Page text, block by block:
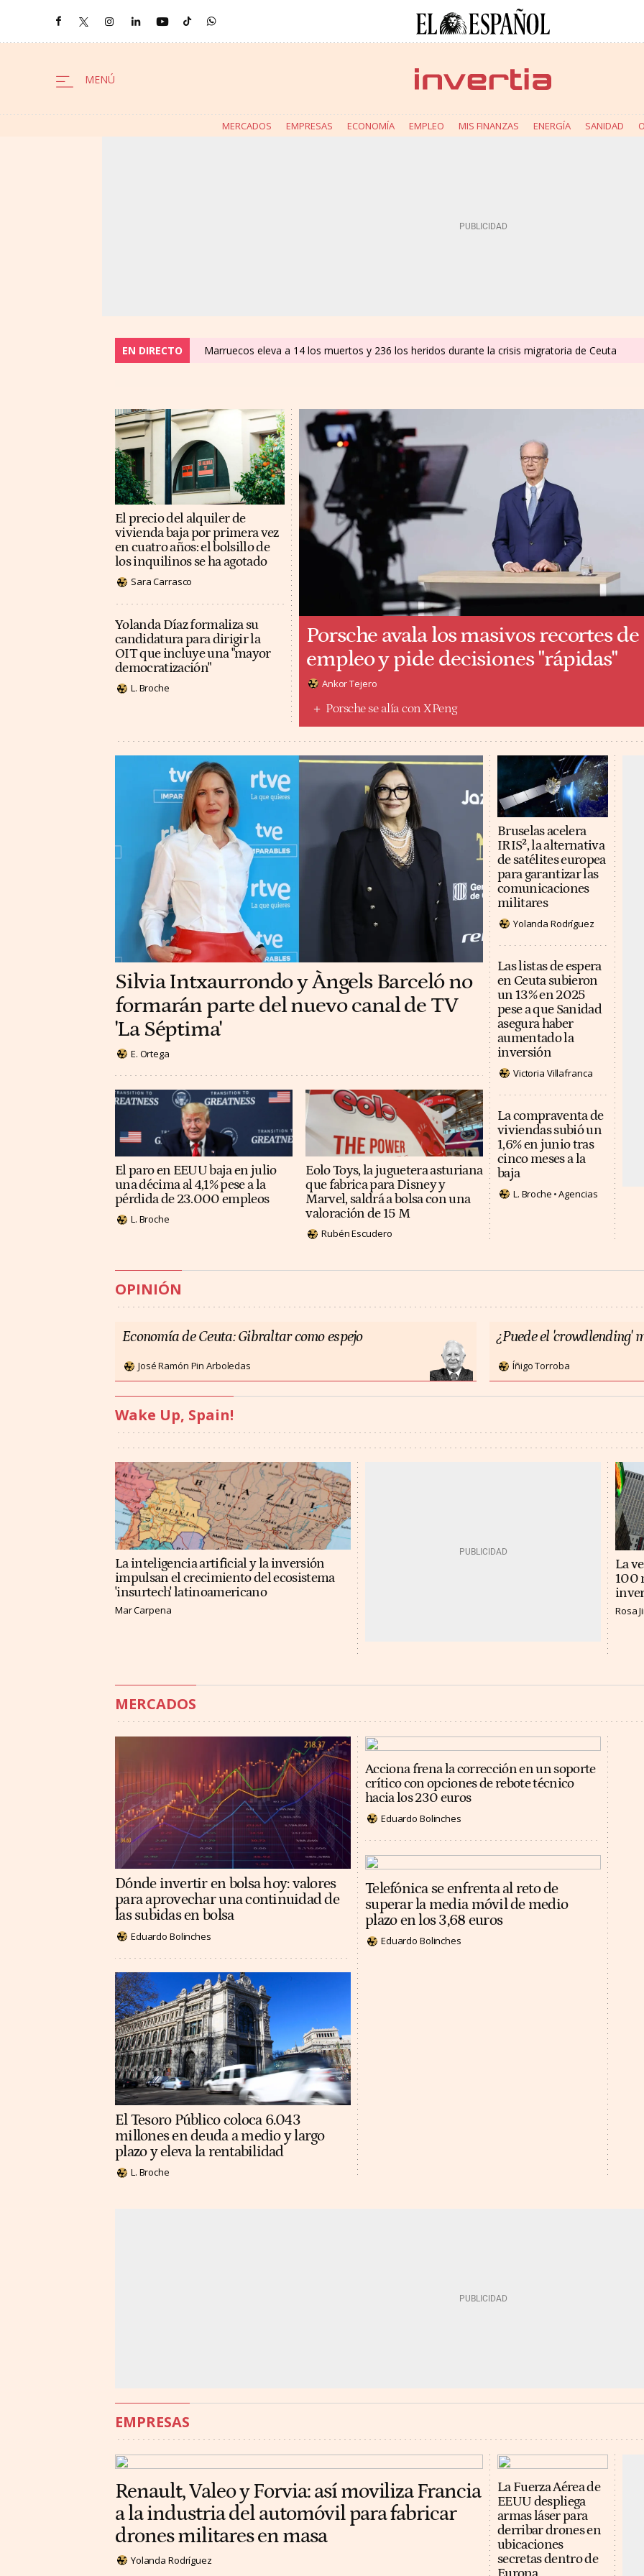
MERCADOS EMPRESAS ECONOMÍA EMPLEO MIS FINANZAS ENERGÍA SANIDAD
EN DIRECTO Marruecos eleva a 14 los muertos y 236 los heridos durante la crisis migratoria de Ceuta
El precio del alquiler de
vivienda baja por primera vez
en cuatro años: el bolsillo de
los inquilinos se ha agotado
Sara Carrasco
Yolanda Díaz formaliza su
candidatura para dirigir la
OIT que incluye una "mayor
democratización"
L. Broche
Porsche avala los masivos recortes de
empleo y pide decisiones "rápidas"
Ankor Tejero
Porsche se alía con XPeng
Silvia Intxaurrondo y Àngels Barceló no
formarán parte del nuevo canal de TV
'La Séptima'
E. Ortega
El paro en EEUU baja en julio
una décima al 4,1% pese a la
pérdida de 23.000 empleos
L. Broche
Eolo Toys, la juguetera asturiana
que fabrica para Disney y
Marvel, saldrá a bolsa con una
valoración de 15 M
Rubén Escudero
Bruselas acelera
IRIS², la alternativa
de satélites europea
para garantizar las
comunicaciones
militares
Yolanda Rodríguez
Las listas de espera
en Ceuta subieron
un 13% en 2025
pese a que Sanidad
asegura haber
aumentado la
inversión
Victoria Villafranca
La compraventa de
viviendas subió un
1,6% en junio tras
cinco meses a la
baja
L. Broche Agencias
OPINIÓN
Economía de Ceuta: Gibraltar como espejo
José Ramón Pin Arboledas
¿Puede el 'crowdlending'
Íñigo Torroba
Wake Up, Spain!
La inteligencia artificial y la inversión
impulsan el crecimiento del ecosistema
'insurtech' latinoamericano
Mar Carpena
La
100
Rosa
MERCADOS
Dónde invertir en bolsa hoy: valores
para aprovechar una continuidad de
las subidas en bolsa
Eduardo Bolinches
El Tesoro Público coloca 6.043
millones en deuda a medio y largo
plazo y eleva la rentabilidad
L. Broche
Acciona frena la corrección en un soporte
crítico con opciones de rebote técnico
hacia los 230 euros
Eduardo Bolinches
Telefónica se enfrenta al reto de
superar la media móvil de medio
plazo en los 3,68 euros
Eduardo Bolinches
EMPRESAS
Renault, Valeo y Forvia: así moviliza Francia
a la industria del automóvil para fabricar
drones militares en masa
Yolanda Rodríguez
La Fuerza Aérea de
EEUU despliega
armas láser para
derribar drones en
ubicaciones
secretas dentro de